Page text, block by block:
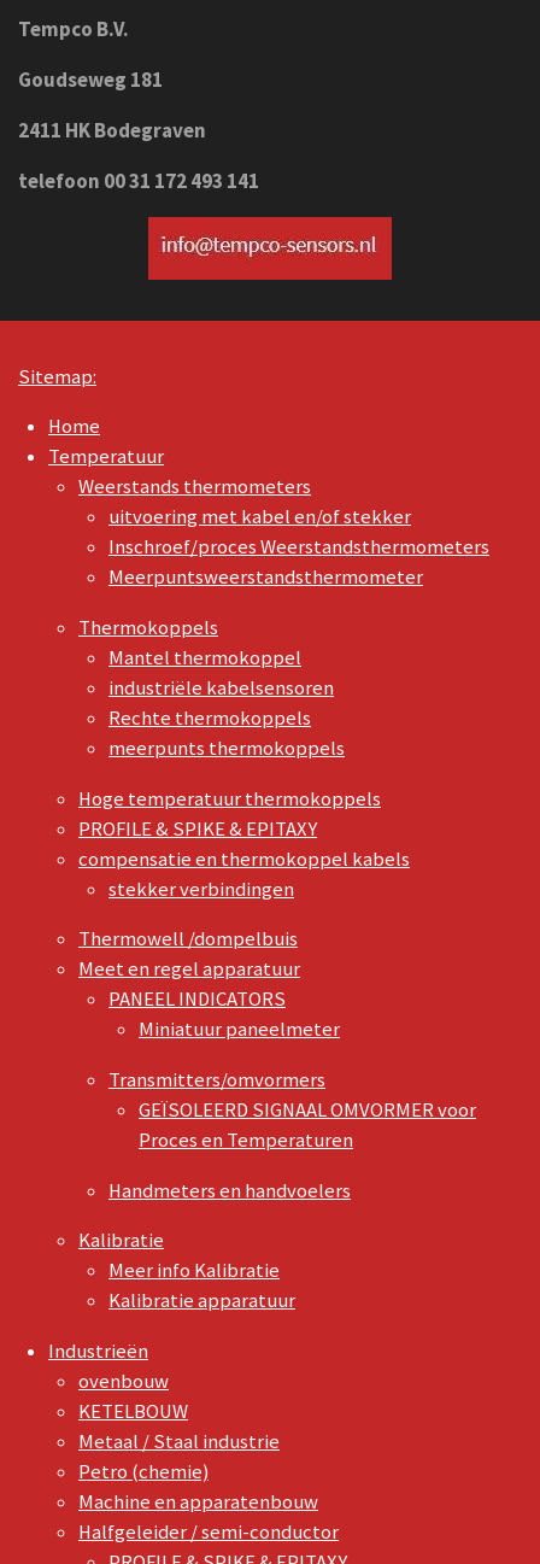
Tempco B.V.
Goudseweg 181
2411 HK Bodegraven
telefoon 00 31 172 493 141
Sitemap:
Home
Temperatuur
Weerstands thermometers
uitvoering met kabel en/of stekker
Inschroef/proces Weerstandsthermometers
Meerpuntsweerstandsthermometer
Thermokoppels
Mantel thermokoppel
industriële kabelsensoren
Rechte thermokoppels
meerpunts thermokoppels
Hoge temperatuur thermokoppels
PROFILE & SPIKE & EPITAXY
compensatie en thermokoppel kabels
stekker verbindingen
Thermowell /dompelbuis
Meet en regel apparatuur
PANEEL INDICATORS
Miniatuur paneelmeter
Transmitters/omvormers
GEÏSOLEERD SIGNAAL OMVORMER voor
Proces en Temperaturen
Handmeters en handvoelers
Kalibratie
Meer info Kalibratie
Kalibratie apparatuur
Industrieën
ovenbouw
KETELBOUW
Metaal / Staal industrie
Petro (chemie)
Machine en apparatenbouw
Halfgeleider / semi-conductor